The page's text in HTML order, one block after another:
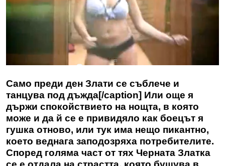
Само преди ден Злати се съблече и
танцува под дъжда[/caption] Или още я
държи спокойствието на нощта, в която
може и да й се е привидяло как боецът я
гушка отново, или тук има нещо пикантно,
което веднага заподозряха потребителите.
Според голяма част от тях Черната Златка